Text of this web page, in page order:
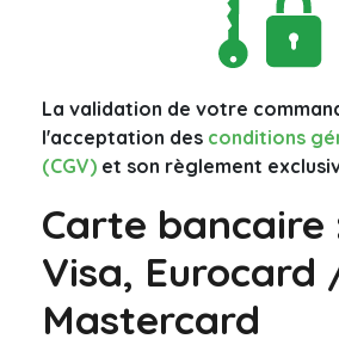
La validation de votre
l'acceptation des conditions
(CGV) et son règlement
Carte bancaire
Visa, Eurocard
Mastercard